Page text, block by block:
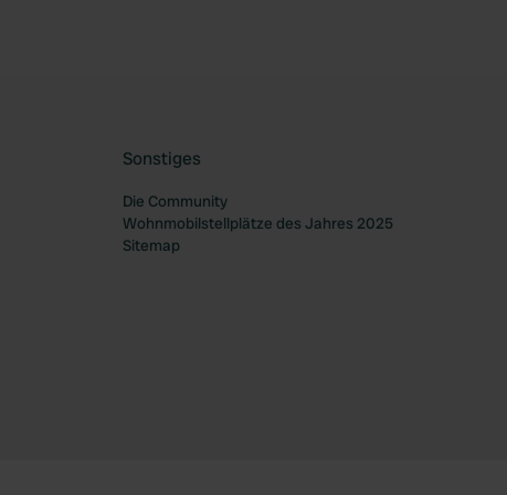
Sonstiges
Die Community
Wohnmobilstellplätze des Jahres 2025
Sitemap